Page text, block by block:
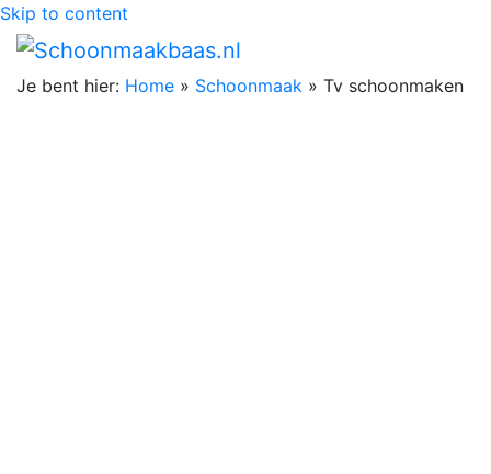
Skip to content
Je bent hier: Home » Schoonmaak » Tv schoonmaken